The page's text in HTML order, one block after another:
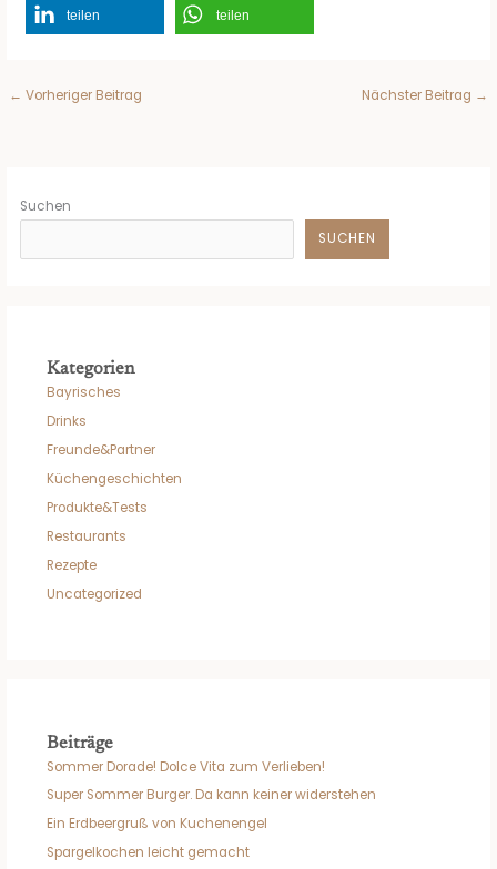
teilen teilen
← Vorheriger Beitrag Nächster Beitrag →
Suchen
SUCHEN
Kategorien
Bayrisches
Drinks
Freunde&Partner
Küchengeschichten
Produkte&Tests
Restaurants
Rezepte
Uncategorized
Beiträge
Sommer Dorade! Dolce Vita zum Verlieben!
Super Sommer Burger. Da kann keiner widerstehen
Ein Erdbeergruß von Kuchenengel
Spargelkochen leicht gemacht